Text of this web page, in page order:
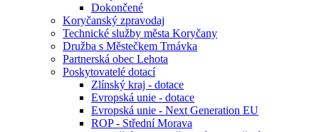
Dokončené
Koryčanský zpravodaj
Technické služby města Koryčany
Družba s Městečkem Trnávka
Partnerská obec Lehota
Poskytovatelé dotací
Zlínský kraj - dotace
Evropská unie - dotace
Evropská unie - Next Generation EU
ROP - Střední Morava